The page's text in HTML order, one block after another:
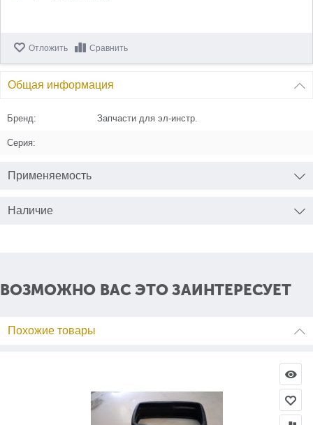
Отложить Сравнить
Общая информация
Бренд: Запчасти для эл-инстр.
Серия:
Применяемость
Наличие
ВОЗМОЖНО ВАС ЭТО ЗАИНТЕРЕСУЕТ
Похожие товары